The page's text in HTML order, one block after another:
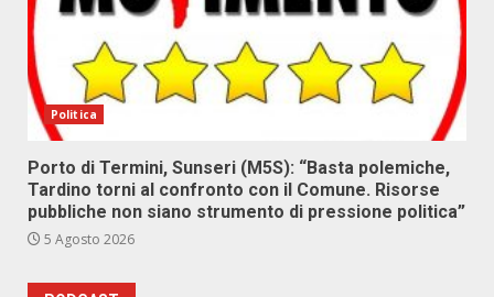
Politica
Porto di Termini, Sunseri (M5S): “Basta polemiche,
Tardino torni al confronto con il Comune. Risorse
pubbliche non siano strumento di pressione politica”
5 Agosto 2026